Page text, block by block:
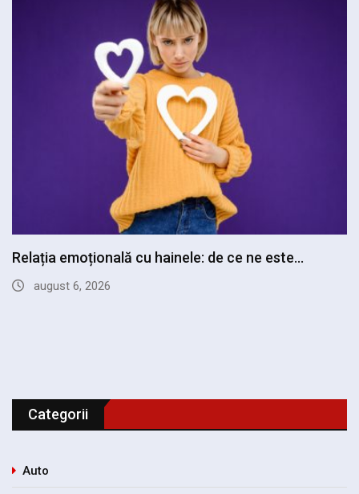
Cum să transformi o după-amiază liberă într-o
experiență…
Categorii
Auto